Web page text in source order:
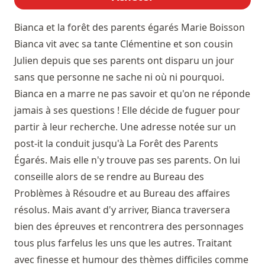
Bianca et la forêt des parents égarés Marie Boisson
Bianca vit avec sa tante Clémentine et son cousin
Julien depuis que ses parents ont disparu un jour
sans que personne ne sache ni où ni pourquoi.
Bianca en a marre ne pas savoir et qu'on ne réponde
jamais à ses questions ! Elle décide de fuguer pour
partir à leur recherche. Une adresse notée sur un
post-it la conduit jusqu'à La Forêt des Parents
Égarés. Mais elle n'y trouve pas ses parents. On lui
conseille alors de se rendre au Bureau des
Problèmes à Résoudre et au Bureau des affaires
résolus. Mais avant d'y arriver, Bianca traversera
bien des épreuves et rencontrera des personnages
tous plus farfelus les uns que les autres. Traitant
avec finesse et humour des thèmes difficiles comme